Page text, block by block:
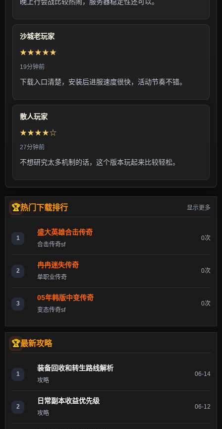
沙城老玩家
★★★★★
19分钟前
下载入口清楚，安装后进服速度很快，活动节奏不错。
散人玩家
★★★★☆
27分钟前
不想研究太多机制的话，这个版本玩起来比较轻松。
热门下载排行 显示更多
1
盛大英雄合击传奇
合击传奇sf
0次
2
冉冉迷失传奇
单职业传奇
0次
3
05年韩版中变传奇
变态传奇sf
0次
最新攻略
1
装备回收和转生路线解析
攻略
06-14
2
日常副本收益优先级
攻略
06-12